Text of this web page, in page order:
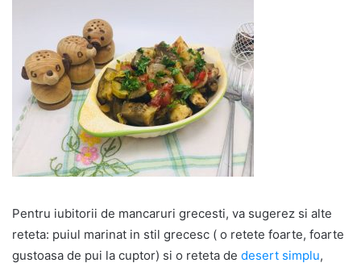
Pentru iubitorii de mancaruri grecesti, va sugerez si alte
reteta: puiul marinat in stil grecesc ( o retete foarte, foarte
gustoasa de pui la cuptor) si o reteta de desert simplu,